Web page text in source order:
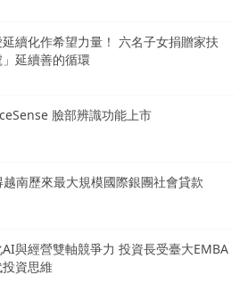
續化作希望力量！ 六名子女捐贈家扶
」延續善的循環
臉部辨識功能上市
南歷來最大規模國際銀團社會貸款
與經營雙軸競爭力 投資長受臺大EMBA
資思維